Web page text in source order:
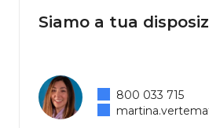
Siamo a tua
800 033 715